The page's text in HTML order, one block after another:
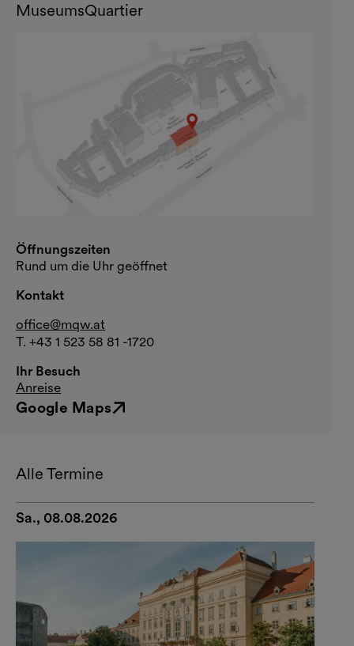
MuseumsQuartier
Öffnungszeiten
Rund um die Uhr geöffnet
Kontakt
office@mqw.at
T. +43 1 523 58 81 -1720
Ihr Besuch
Anreise
Google Maps
Externer Link
Alle Termine
Sa., 08.08.2026